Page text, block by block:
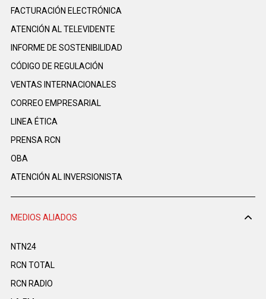
FACTURACIÓN ELECTRÓNICA
ATENCIÓN AL TELEVIDENTE
INFORME DE SOSTENIBILIDAD
CÓDIGO DE REGULACIÓN
VENTAS INTERNACIONALES
CORREO EMPRESARIAL
LINEA ÉTICA
PRENSA RCN
OBA
ATENCIÓN AL INVERSIONISTA
MEDIOS ALIADOS
NTN24
RCN TOTAL
RCN RADIO